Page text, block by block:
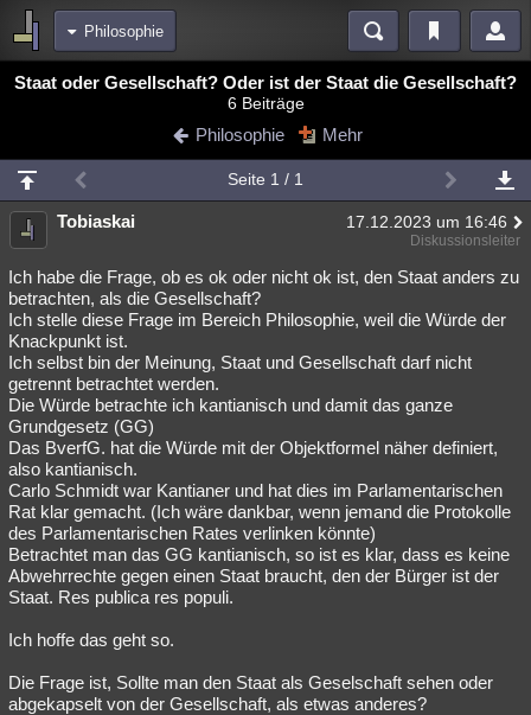
Philosophie
Bereiche
Blogs
Chat Wiki Neuigkeiten
meine Rubriken
Menschen Wissenschaft Mystery Kriminalfälle
Spiritualität Verschwörungen Technologie Ufologie
Natur Umfragen Unterhaltung
weitere Rubriken
Philosophie Träume
Astronomie Helpdesk Gruppen Gaming Filme
Musik Clash Verbesserungen Allmystery English
Übersichten
Besucht Teilgenommen Alle Neue Geschlossen
Lesenswert Schlüsselwörter
Staat oder Gesellschaft? Oder ist der Staat die Gesellschaft?
6 Beiträge
Philosophie Mehr
Seite 1 / 1
Tobiaskai 17.12.2023 um 16:46
Diskussionsleiter
Ich habe die Frage, ob es ok oder nicht ok ist, den Staat anders zu
betrachten, als die Gesellschaft?
Ich stelle diese Frage im Bereich Philosophie, weil die Würde der
Knackpunkt ist.
Ich selbst bin der Meinung, Staat und Gesellschaft darf nicht
getrennt betrachtet werden.
Die Würde betrachte ich kantianisch und damit das ganze
Grundgesetz (GG)
Das BverfG. hat die Würde mit der Objektformel näher definiert,
also kantianisch.
Carlo Schmidt war Kantianer und hat dies im Parlamentarischen
Rat klar gemacht. (Ich wäre dankbar, wenn jemand die Protokolle
des Parlamentarischen Rates verlinken könnte)
Betrachtet man das GG kantianisch, so ist es klar, dass es keine
Abwehrrechte gegen einen Staat braucht, den der Bürger ist der
Staat. Res publica res populi.
Ich hoffe das geht so.
Die Frage ist, Sollte man den Staat als Geselschaft sehen oder
abgekapselt von der Gesellschaft, als etwas anderes?